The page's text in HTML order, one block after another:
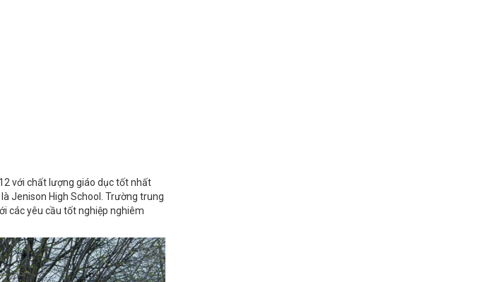
với chất lượng giáo dục tốt nhất
Jenison High School. Trường trung
các yêu cầu tốt nghiệp nghiêm